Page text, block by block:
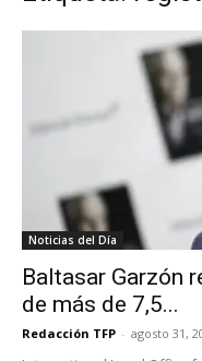
Noticias del Día
Baltasar Garzón
de más de 7,5...
Redacción TFP - agosto 31,